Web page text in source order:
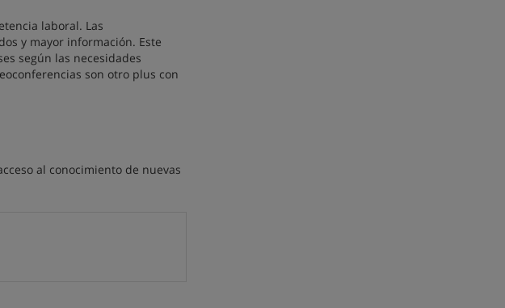
laboral. Las
y mayor información. Este
según las necesidades
son otro plus con
al conocimiento de nuevas